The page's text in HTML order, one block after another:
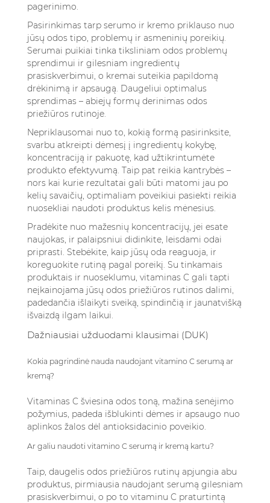
pagerinimo.
Pasirinkimas tarp serumo ir kremo priklauso nuo
jūsų odos tipo, problemų ir asmeninių poreikių.
Serumai puikiai tinka tiksliniam odos problemų
sprendimui ir gilesniam ingredientų
prasiskverbimui, o kremai suteikia papildomą
drėkinimą ir apsaugą. Daugeliui optimalus
sprendimas – abiejų formų derinimas odos
priežiūros rutinoje.
Nepriklausomai nuo to, kokią formą pasirinksite,
svarbu atkreipti dėmesį į ingredientų kokybę,
koncentraciją ir pakuotę, kad užtikrintumėte
produkto efektyvumą. Taip pat reikia kantrybės –
nors kai kurie rezultatai gali būti matomi jau po
kelių savaičių, optimaliam poveikiui pasiekti reikia
nuosekliai naudoti produktus kelis mėnesius.
Pradėkite nuo mažesnių koncentracijų, jei esate
naujokas, ir palaipsniui didinkite, leisdami odai
priprasti. Stebėkite, kaip jūsų oda reaguoja, ir
koreguokite rutiną pagal poreikį. Su tinkamais
produktais ir nuoseklumu, vitaminas C gali tapti
neįkainojama jūsų odos priežiūros rutinos dalimi,
padedančia išlaikyti sveiką, spindinčią ir jaunatvišką
išvaizdą ilgam laikui.
Dažniausiai užduodami klausimai (DUK)
Kokia pagrindinė nauda naudojant vitamino C serumą ar
kremą?
Vitaminas C šviesina odos toną, mažina senėjimo
požymius, padeda išblukinti dėmes ir apsaugo nuo
aplinkos žalos dėl antioksidacinio poveikio.
Ar galiu naudoti vitamino C serumą ir kremą kartu?
Taip, daugelis odos priežiūros rutinų apjungia abu
produktus, pirmiausia naudojant serumą gilesniam
prasiskverbimui, o po to vitaminu C praturtintą